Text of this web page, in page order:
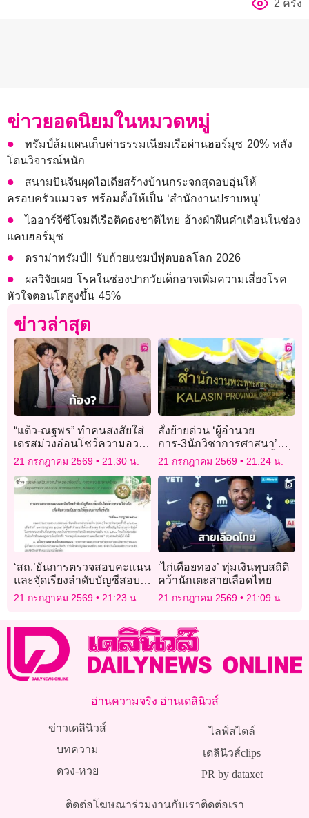
2 ครั้ง
ข่าวยอดนิยมในหมวดหมู่
ทรัมป์ล้มแผนเก็บค่าธรรมเนียมเรือผ่านฮอร์มุซ 20% หลัง
โดนวิจารณ์หนัก
สนามบินจีนผุดไอเดียสร้างบ้านกระจกสุดอบอุ่นให้
ครอบครัวแมวจร พร้อมตั้งให้เป็น ‘สำนักงานปราบหนู’
ไออาร์จีซีโจมตีเรือติดธงชาติไทย อ้างฝ่าฝืนคำเตือนในช่อง
แคบฮอร์มุซ
ดราม่าทรัมป์!! รับถ้วยแชมป์ฟุตบอลโลก 2026
ผลวิจัยเผย โรคในช่องปากวัยเด็กอาจเพิ่มความเสี่ยงโรค
หัวใจตอนโตสูงขึ้น 45%
ข่าวล่าสุด
“แต้ว-ณฐพร” ทำคนสงสัยใส่
เดรสม่วงอ่อนโชว์ความอวบ
ทำเอฟซีแซวหนักมาก “ลูกมา
แล้วแน่ๆ”
21 กรกฎาคม 2569 21:30 น.
สั่งย้ายด่วน ‘ผู้อำนวย
การ-3นักวิชาการศาสนา’
พศจ.กาฬสินธุ์ ออกนอกพื้นที่
21 กรกฎาคม 2569 21:24 น.
‘สถ.’ยันการตรวจสอบคะแนน
และจัดเรียงลำดับบัญชีสอบ
ท้องถิ่นใหม่ โปร่งใส – คืน
ความเป็นธรรมให้ผู้สอบผ่าน
21 กรกฎาคม 2569 21:23 น.
‘ไก่เดือยทอง’ ทุ่มเงินทุบสถิติ
คว้านักเตะสายเลือดไทย
21 กรกฎาคม 2569 21:09 น.
อ่านความจริง อ่านเดลินิวส์
ข่าวเดลินิวส์
บทความ
ดวง-หวย
ไลฟ์สไตล์
เดลินิวส์clips
PR by dataxet
ติดต่อโฆษณาร่วมงานกับเราติดต่อเรา